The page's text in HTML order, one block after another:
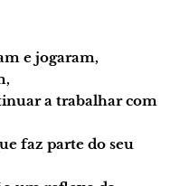
e jogaram,
a trabalhar com
faz parte do seu